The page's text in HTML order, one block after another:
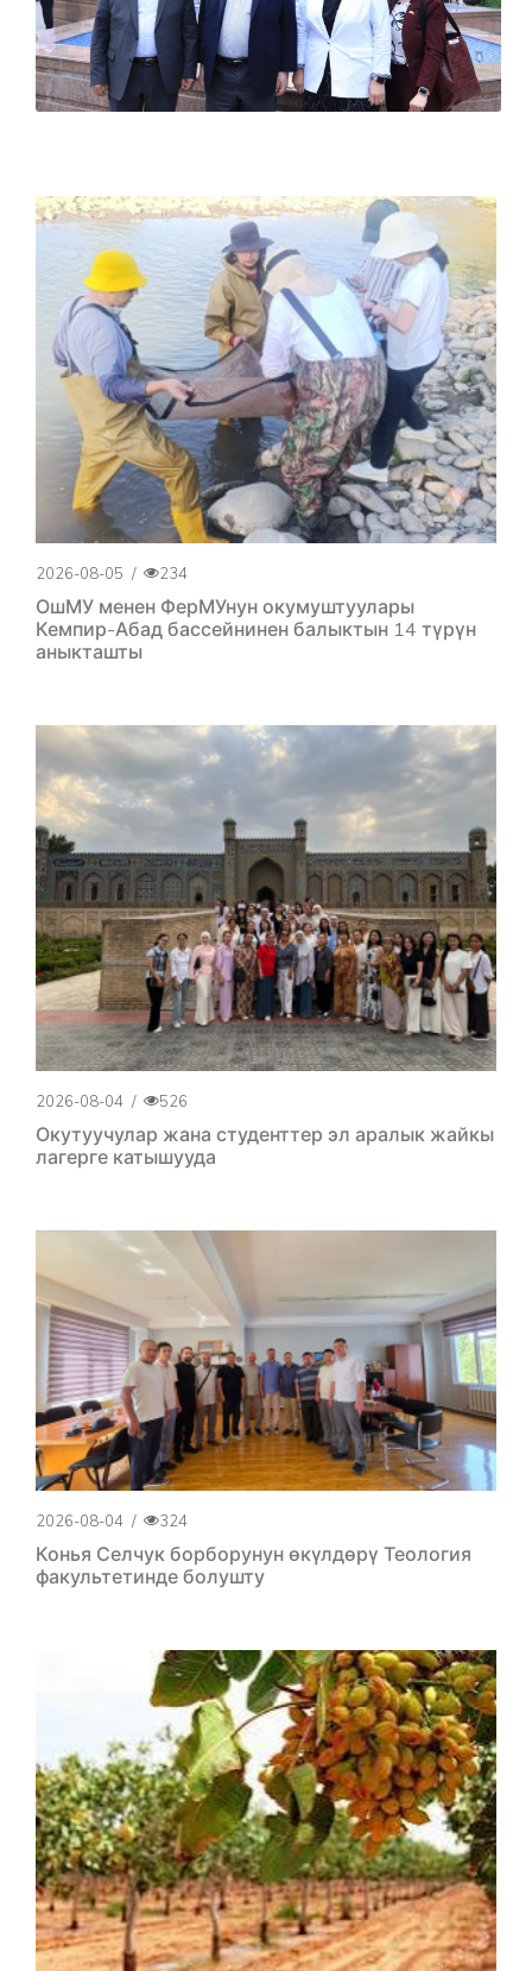
2026-08-05 / 234
ОшМУ менен ФерМУнун окумуштуулары
Кемпир-Абад бассейнинен балыктын 14 түрүн
аныкташты
2026-08-04 / 526
Окутуучулар жана студенттер эл аралык жайкы
лагерге катышууда
2026-08-04 / 324
Конья Селчук борборунун өкүлдөрү Теология
факультетинде болушту